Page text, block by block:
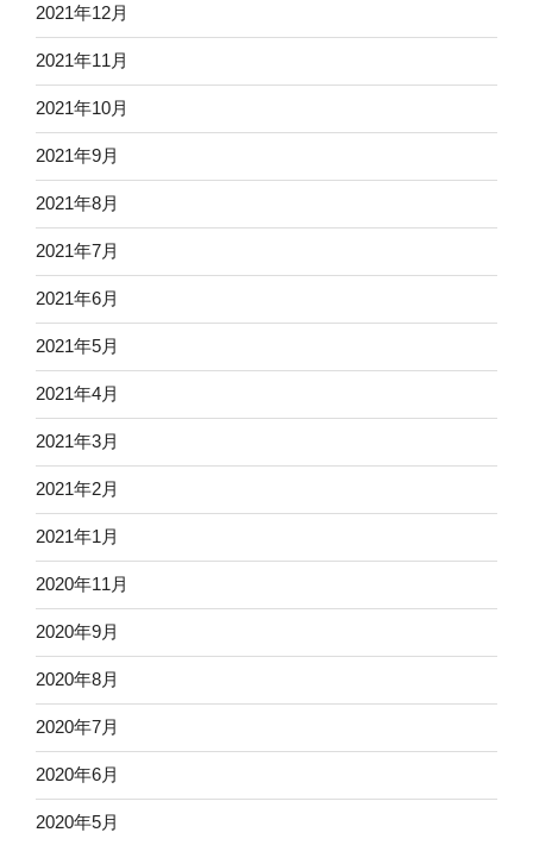
2021年12月
2021年11月
2021年10月
2021年9月
2021年8月
2021年7月
2021年6月
2021年5月
2021年4月
2021年3月
2021年2月
2021年1月
2020年11月
2020年9月
2020年8月
2020年7月
2020年6月
2020年5月